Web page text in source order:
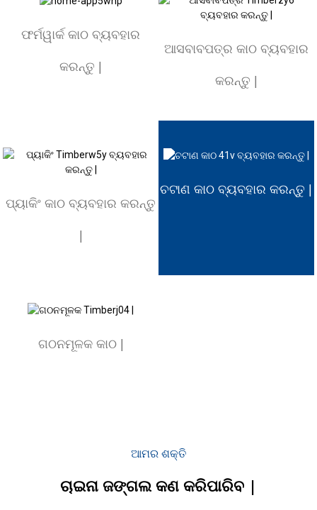
ଫର୍ମୱାର୍କ କାଠ ବ୍ୟବହାର
କରନ୍ତୁ |
ଆସବାବପତ୍ର କାଠ ବ୍ୟବହାର
କରନ୍ତୁ |
ପ୍ୟାକିଂ କାଠ ବ୍ୟବହାର କରନ୍ତୁ
|
ଚଟାଣ କାଠ ବ୍ୟବହାର କରନ୍ତୁ |
ଗଠନମୂଳକ କାଠ |
ଆମର ଶକ୍ତି
ଚାଇନା ଜଙ୍ଗଲ କଣ କରିପାରିବ |